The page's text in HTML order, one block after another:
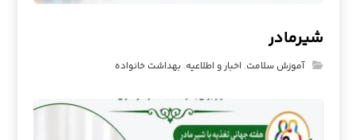
شیرمادر
آموزش سلامت, اخبار و اطلاعیه,بهداشت خانواده